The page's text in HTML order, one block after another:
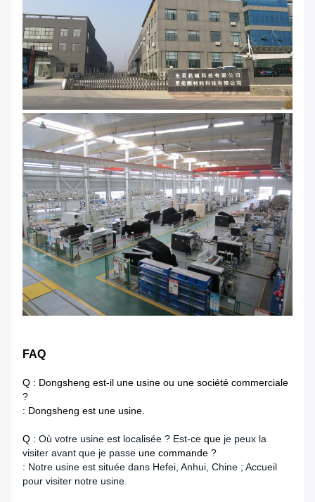
FAQ
Q : Dongsheng est-il une usine ou une société commerciale
?
: Dongsheng est une usine.
Q : Où votre usine est localisée ? Est-ce que je peux la
visiter avant que je passe une commande ?
: Notre usine est située dans Hefei, Anhui, Chine ; Accueil
pour visiter notre usine.